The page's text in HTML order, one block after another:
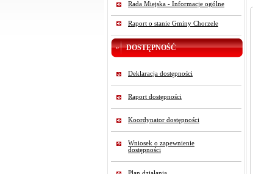
Rada Miejska - Informacje ogólne
Raport o stanie Gminy Chorzele
DOSTĘPNOŚĆ
Deklaracja dostępności
Raport dostępności
Koordynator dostępności
Wniosek o zapewnienie
dostępności